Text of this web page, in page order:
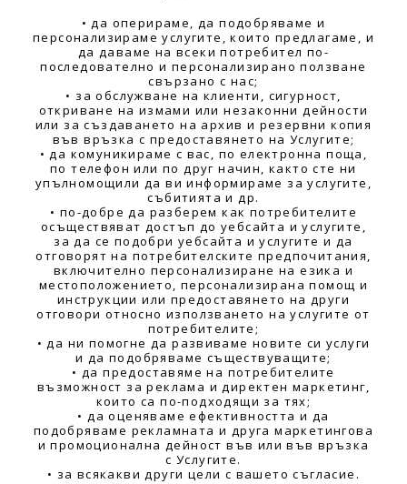
• да оперираме, да подобряваме и
персонализираме услугите, които предлагаме, и
да даваме на всеки потребител по-
последователно и персонализирано ползване
свързано с нас;
• за обслужване на клиенти, сигурност,
откриване на измами или незаконни дейности
или за създаването на архив и резервни копия
във връзка с предоставянето на Услугите;
• да комуникираме с вас, по електронна поща,
по телефон или по друг начин, както сте ни
упълномощили да ви информираме за услугите,
събитията и др.
• по-добре да разберем как потребителите
осъществяват достъп до уебсайта и услугите,
за да се подобри уебсайта и услугите и да
отговорят на потребителските предпочитания,
включително персонализиране на езика и
местоположението, персонализирана помощ и
инструкции или предоставянето на други
отговори относно използването на услугите от
потребителите;
• да ни помогне да развиваме новите си услуги
и да подобряваме съществуващите;
• да предоставяме на потребителите
възможност за реклама и директен маркетинг,
които са по-подходящи за тях;
• да оценяваме ефективността и да
подобряваме рекламната и друга маркетингова
и промоционална дейност във или във връзка
с Услугите.
• за всякакви други цели с вашето съгласие.